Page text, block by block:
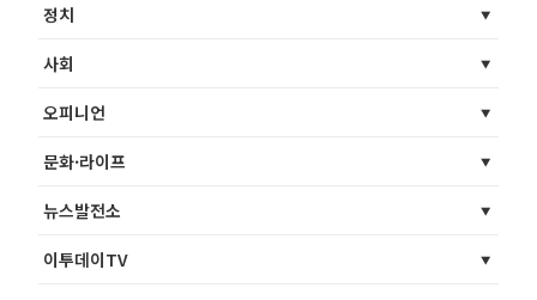
정치
사회
오피니언
문화·라이프
뉴스발전소
이투데이TV